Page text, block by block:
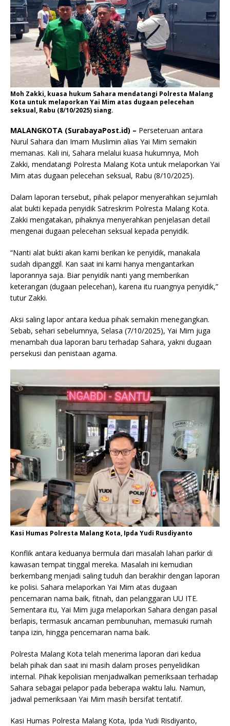
Moh Zakki, kuasa hukum Sahara mendatangi Polresta Malang
Kota untuk melaporkan Yai Mim atas dugaan pelecehan
seksual, Rabu (8/10/2025) siang.
MALANGKOTA (SurabayaPost.id) – Perseteruan antara
Nurul Sahara dan Imam Muslimin alias Yai Mim semakin
memanas. Kali ini, Sahara melalui kuasa hukumnya, Moh
Zakki, mendatangi Polresta Malang Kota untuk melaporkan Yai
Mim atas dugaan pelecehan seksual, Rabu (8/10/2025).
Dalam laporan tersebut, pihak pelapor menyerahkan sejumlah
alat bukti kepada penyidik Satreskrim Polresta Malang Kota.
Zakki mengatakan, pihaknya menyerahkan penjelasan detail
mengenai dugaan pelecehan seksual kepada penyidik.
“Nanti alat bukti akan kami berikan ke penyidik, manakala
sudah dipanggil. Kan saat ini kami hanya mengantarkan
laporannya saja. Biar penyidik nanti yang memberikan
keterangan (dugaan pelecehan), karena itu ruangnya penyidik,”
tutur Zakki.
Aksi saling lapor antara kedua pihak semakin menegangkan.
Sebab, sehari sebelumnya, Selasa (7/10/2025), Yai Mim juga
menambah dua laporan baru terhadap Sahara, yakni dugaan
persekusi dan penistaan agama.
Kasi Humas Polresta Malang Kota, Ipda Yudi Rusdiyanto
Konflik antara keduanya bermula dari masalah lahan parkir di
kawasan tempat tinggal mereka. Masalah ini kemudian
berkembang menjadi saling tuduh dan berakhir dengan laporan
ke polisi. Sahara melaporkan Yai Mim atas dugaan
pencemaran nama baik, fitnah, dan pelanggaran UU ITE.
Sementara itu, Yai Mim juga melaporkan Sahara dengan pasal
berlapis, termasuk ancaman pembunuhan, memasuki rumah
tanpa izin, hingga pencemaran nama baik.
Polresta Malang Kota telah menerima laporan dari kedua
belah pihak dan saat ini masih dalam proses penyelidikan
internal. Pihak kepolisian menjadwalkan pemeriksaan terhadap
Sahara sebagai pelapor pada beberapa waktu lalu. Namun,
jadwal pemeriksaan Yai Mim masih bersifat tentatif.
Kasi Humas Polresta Malang Kota, Ipda Yudi Risdiyanto,